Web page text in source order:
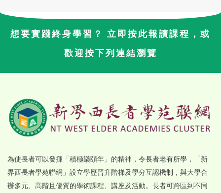
想要實踐終身學習？ 立即按此報讀課程，或
歡迎按下列連結瀏覽
為使長者可以發揮「積極樂頤年」的精神，令長者老有所學，「新
界西長者學苑聯網」設立學歷晉升階梯及學分互認機制，與大學合
辦多元、高階且優質的學術課程、講座及活動。長者可跨區到不同